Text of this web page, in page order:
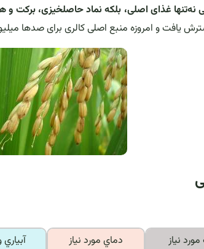
نه‌تنها غذای اصلی، بلکه نماد حاصلخیزی، برکت
یافت و امروزه منبع اصلی کالری برای صدها
دماي مورد نياز نياز